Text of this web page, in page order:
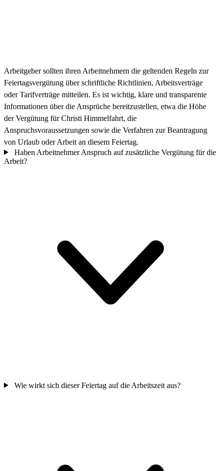
Arbeitgeber sollten ihren Arbeitnehmern die geltenden Regeln zur
Feiertagsvergütung über schriftliche Richtlinien, Arbeitsverträge
oder Tarifverträge mitteilen. Es ist wichtig, klare und transparente
Informationen über die Ansprüche bereitzustellen, etwa die Höhe
der Vergütung für Christi Himmelfahrt, die
Anspruchsvoraussetzungen sowie die Verfahren zur Beantragung
von Urlaub oder Arbeit an diesem Feiertag.
Haben Arbeitnehmer Anspruch auf zusätzliche Vergütung für die
Arbeit?
Wie wirkt sich dieser Feiertag auf die Arbeitszeit aus?